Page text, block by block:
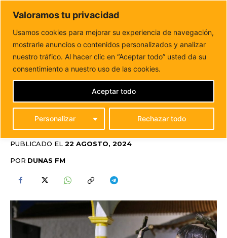
Valoramos tu privacidad
Usamos cookies para mejorar su experiencia de navegación,
mostrarle anuncios o contenidos personalizados y analizar
nuestro tráfico. Al hacer clic en “Aceptar todo” usted da su
consentimiento a nuestro uso de las cookies.
Personalizar Rechazar todo
Aceptar todo
DUNAS FM
Tu informacion de forma cercana
Inicio FIESTAS
Fiestas en Honor a San Francisco Javier en
Las Pocetas
FIESTAS EN HONOR A
SAN FRANCISCO JAVIER
EN LAS POCETAS
FIESTAS FUERTEVENTURA
PUBLICADO EL 22 AGOSTO, 2024
POR DUNAS FM